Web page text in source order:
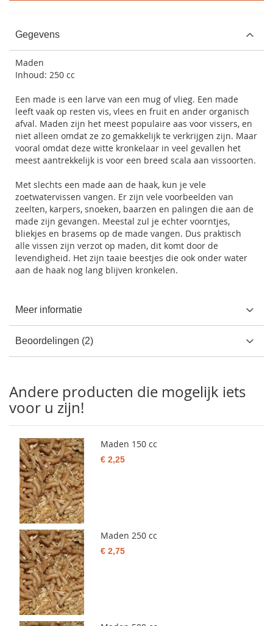
Gegevens
Maden
Inhoud: 250 cc
Een made is een larve van een mug of vlieg. Een made
leeft vaak op resten vis, vlees en fruit en ander organisch
afval. Maden zijn het meest populaire aas voor vissers, en
niet alleen omdat ze zo gemakkelijk te verkrijgen zijn. Maar
vooral omdat deze witte kronkelaar in veel gevallen het
meest aantrekkelijk is voor een breed scala aan vissoorten.
Met slechts een made aan de haak, kun je vele
zoetwatervissen vangen. Er zijn vele voorbeelden van
zeelten, karpers, snoeken, baarzen en palingen die aan de
made zijn gevangen. Meestal zul je echter voorntjes,
bliekjes en brasems op de made vangen. Dus praktisch
alle vissen zijn verzot op maden, dit komt door de
levendigheid. Het zijn taaie beestjes die ook onder water
aan de haak nog lang blijven kronkelen.
Meer informatie
Beoordelingen 2
Andere producten die mogelijk iets
voor u zijn!
Maden 150 cc
€ 2,25
Maden 250 cc
€ 2,75